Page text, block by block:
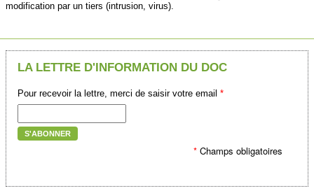
modification par un tiers (intrusion, virus).
LA LETTRE D'INFORMATION DU DOC
Pour recevoir la lettre, merci de saisir votre email *
S'ABONNER
* Champs obligatoires